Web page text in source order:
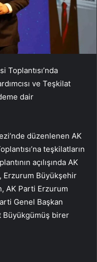
Toplantısı’nda
ve Teşkilat
dair
düzenlenen AK
teşkilatların
açılışında AK
Erzurum Büyükşehir
AK Parti Erzurum
Genel Başkan
Büyükgümüş birer